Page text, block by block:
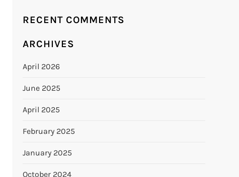
RECENT COMMENTS
ARCHIVES
April 2026
June 2025
April 2025
February 2025
January 2025
October 2024